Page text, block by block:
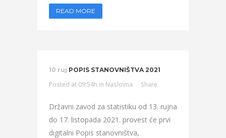
READ MORE
10 ruj POPIS STANOVNIŠTVA 2021
Posted at 09:54h in Naslovna Share
Državni zavod za statistiku od 13. rujna
do 17. listopada 2021. provest će prvi
digitalni Popis stanovništva,